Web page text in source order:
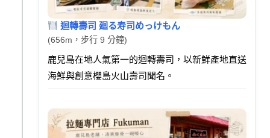
迴轉壽司 廻る寿司めっけもん
(656m，步行 9 分鐘)
鹿兒島在地人氣第一的迴轉壽司，以新鮮產地直送
海鮮與創意櫻島火山壽司聞名。